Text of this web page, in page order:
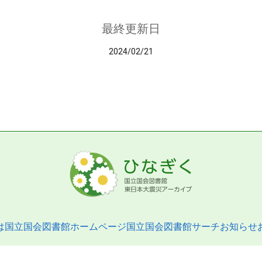
最終更新日
2024/02/21
国立国会図書館ホームページ国立国会図書館サーチお知らせ